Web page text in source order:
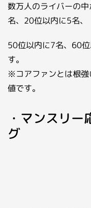
数万人のライバーの
名、20位以内に5名、
50位以内に7名、60
す。
※コアファンとは根
値です。
・マンスリ
グ